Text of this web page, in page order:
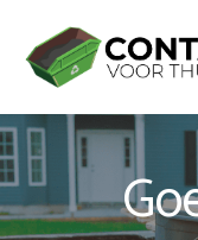
naar
inhoud